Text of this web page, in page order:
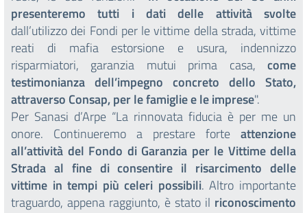
presenteremo tutti i dati delle attività svolte
dall’utilizzo dei Fondi per le vittime della strada, vittime
reati di mafia estorsione e usura, indennizzo
risparmiatori, garanzia mutui prima casa, come
testimonianza dell’impegno concreto dello Stato,
attraverso Consap, per le famiglie e le imprese".
Per Sanasi d’Arpe “La rinnovata fiducia è per me un
onore. Continueremo a prestare forte attenzione
all’attività del Fondo di Garanzia per le Vittime della
Strada al fine di consentire il risarcimento delle
vittime in tempi più celeri possibili. Altro importante
traguardo, appena raggiunto, è stato il riconoscimento